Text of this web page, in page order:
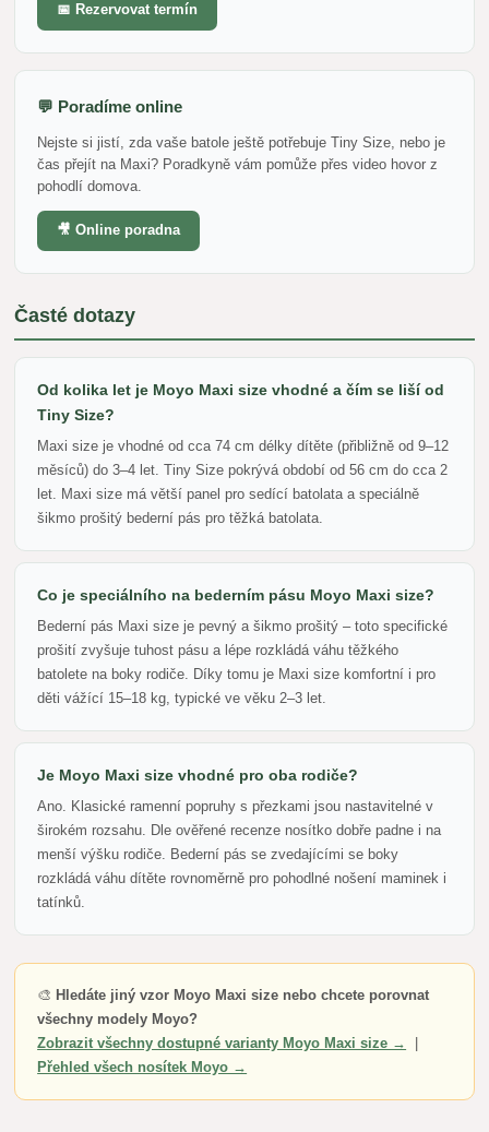
📅 Rezervovat termín
💬 Poradíme online
Nejste si jistí, zda vaše batole ještě potřebuje Tiny Size, nebo je
čas přejít na Maxi? Poradkyně vám pomůže přes video hovor z
pohodlí domova.
🎥 Online poradna
Časté dotazy
Od kolika let je Moyo Maxi size vhodné a čím se liší od
Tiny Size?
Maxi size je vhodné od cca 74 cm délky dítěte (přibližně od 9–12
měsíců) do 3–4 let. Tiny Size pokrývá období od 56 cm do cca 2
let. Maxi size má větší panel pro sedící batolata a speciálně
šikmo prošitý bederní pás pro těžká batolata.
Co je speciálního na bederním pásu Moyo Maxi size?
Bederní pás Maxi size je pevný a šikmo prošitý – toto specifické
prošití zvyšuje tuhost pásu a lépe rozkládá váhu těžkého
batolete na boky rodiče. Díky tomu je Maxi size komfortní i pro
děti vážící 15–18 kg, typické ve věku 2–3 let.
Je Moyo Maxi size vhodné pro oba rodiče?
Ano. Klasické ramenní popruhy s přezkami jsou nastavitelné v
širokém rozsahu. Dle ověřené recenze nosítko dobře padne i na
menší výšku rodiče. Bederní pás se zvedajícími se boky
rozkládá váhu dítěte rovnoměrně pro pohodlné nošení maminek i
tatínků.
🎨 Hledáte jiný vzor Moyo Maxi size nebo chcete porovnat
všechny modely Moyo?
Zobrazit všechny dostupné varianty Moyo Maxi size →
Přehled všech nosítek Moyo →